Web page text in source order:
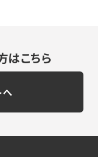
はこちら
へ